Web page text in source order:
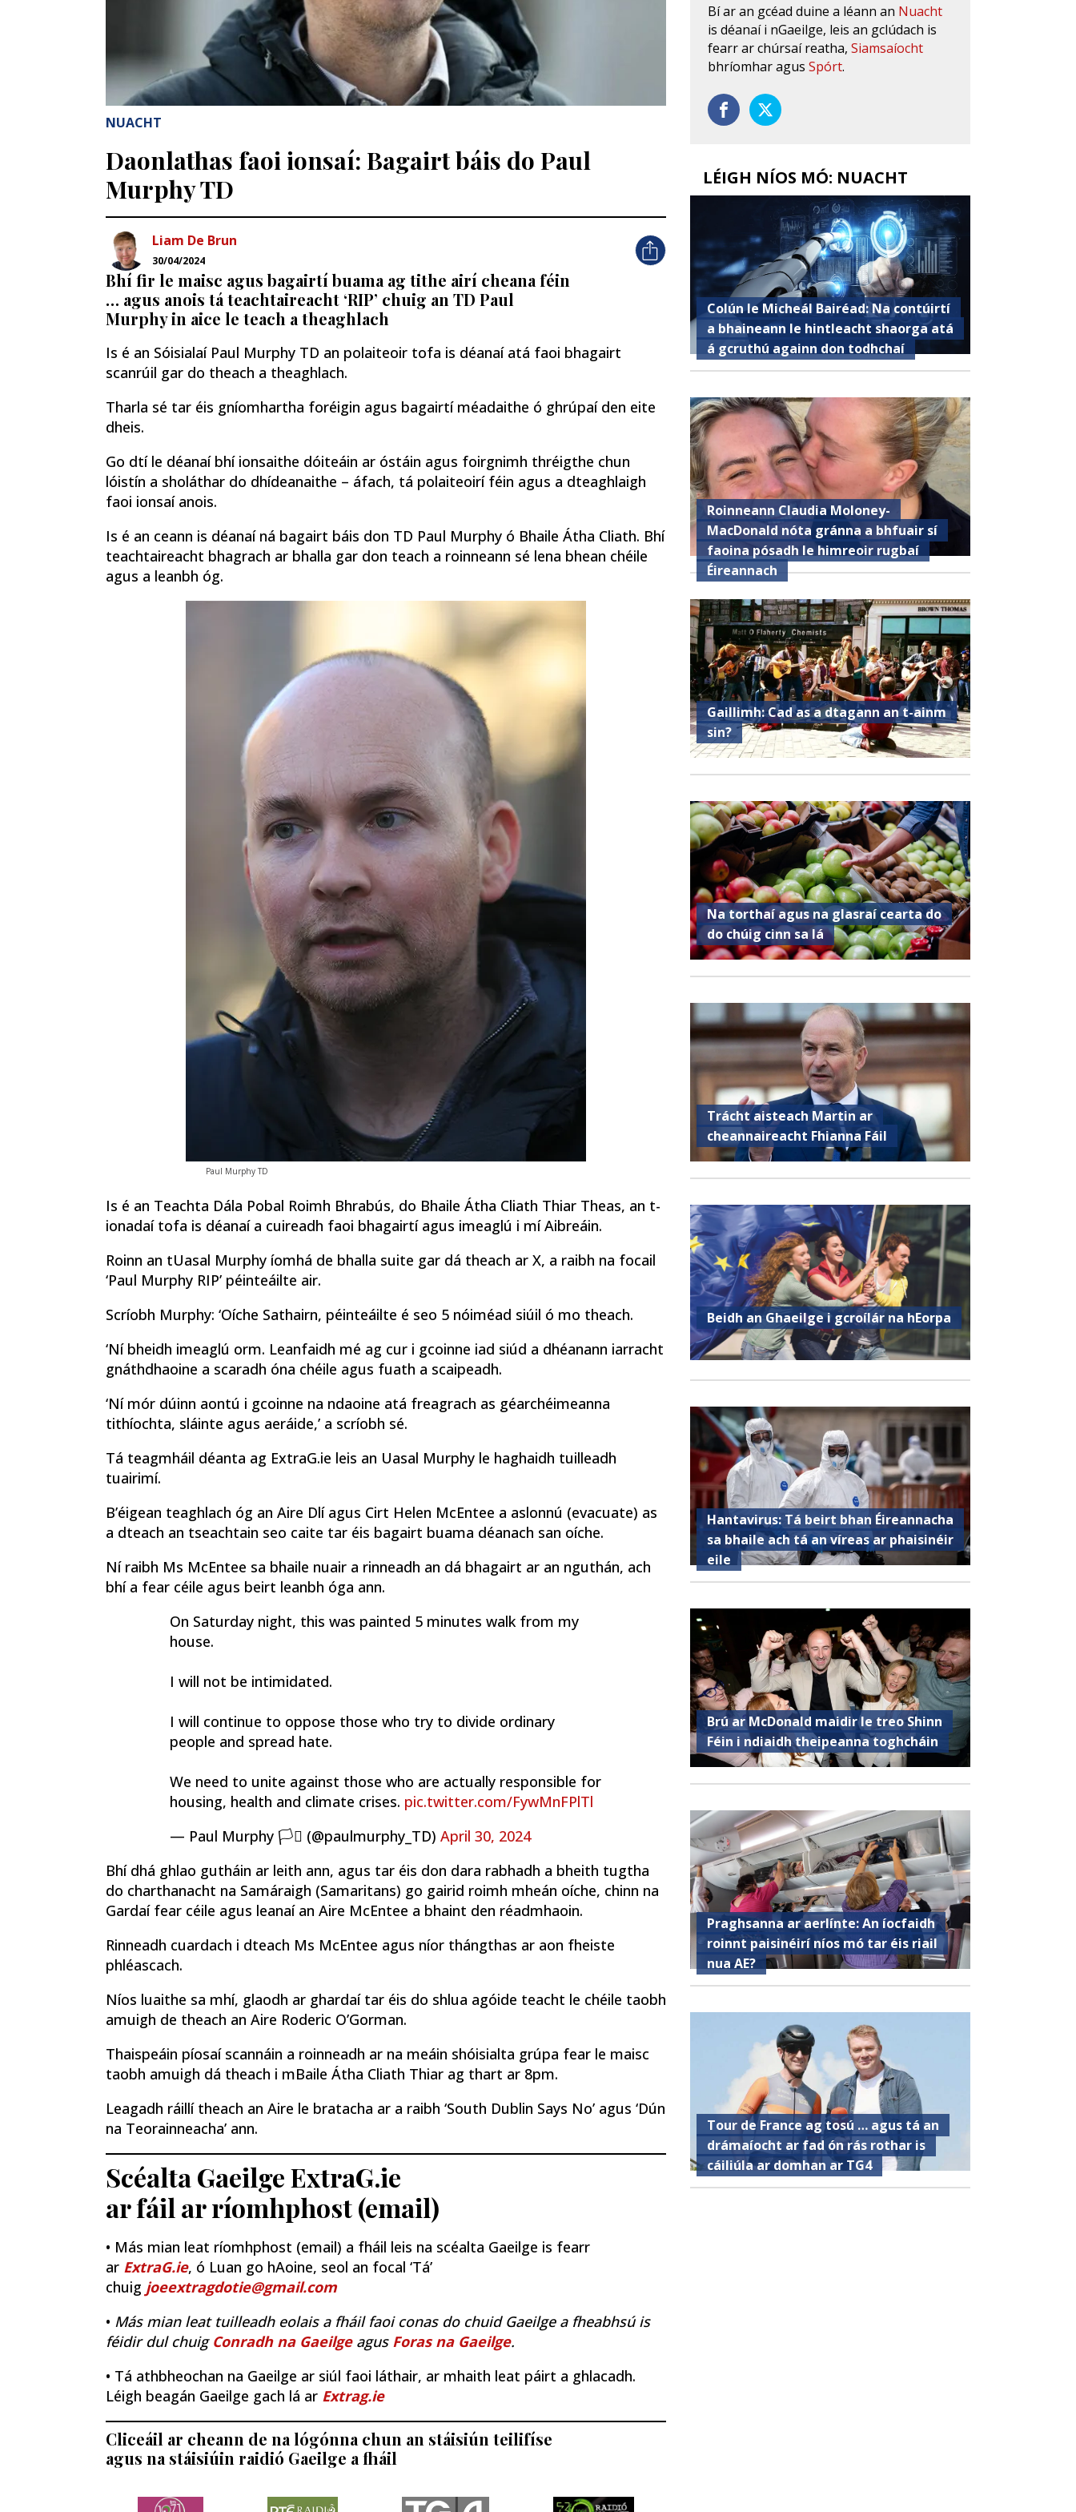
NUACHT
Daonlathas faoi ionsaí: Bagairt báis do Paul
Murphy TD
Liam De Brun
30/04/2024
Bhí fir le maisc agus bagairtí buama ag tithe airí cheana féin
… agus anois tá teachtaireacht ‘RIP’ chuig an TD Paul
Murphy in aice le teach a theaghlach
Is é an Sóisialaí Paul Murphy TD an polaiteoir tofa is déanaí atá faoi bhagairt
scanrúil gar do theach a theaghlach.
Tharla sé tar éis gníomhartha foréigin agus bagairtí méadaithe ó ghrúpaí den eite
dheis.
Go dtí le déanaí bhí ionsaithe dóiteáin ar óstáin agus foirgnimh thréigthe chun
lóistín a sholáthar do dhídeanaithe – áfach, tá polaiteoirí féin agus a dteaghlaigh
faoi ionsaí anois.
Is é an ceann is déanaí ná bagairt báis don TD Paul Murphy ó Bhaile Átha Cliath. Bhí
teachtaireacht bhagrach ar bhalla gar don teach a roinneann sé lena bhean chéile
agus a leanbh óg.
Paul Murphy TD
Is é an Teachta Dála Pobal Roimh Bhrabús, do Bhaile Átha Cliath Thiar Theas, an t-
ionadaí tofa is déanaí a cuireadh faoi bhagairtí agus imeaglú i mí Aibreáin.
Roinn an tUasal Murphy íomhá de bhalla suite gar dá theach ar X, a raibh na focail
‘Paul Murphy RIP’ péinteáilte air.
Scríobh Murphy: ‘Oíche Sathairn, péinteáilte é seo 5 nóiméad siúil ó mo theach.
‘Ní bheidh imeaglú orm. Leanfaidh mé ag cur i gcoinne iad siúd a dhéanann iarracht
gnáthdhaoine a scaradh óna chéile agus fuath a scaipeadh.
‘Ní mór dúinn aontú i gcoinne na ndaoine atá freagrach as géarchéimeanna
tithíochta, sláinte agus aeráide,’ a scríobh sé.
Tá teagmháil déanta ag ExtraG.ie leis an Uasal Murphy le haghaidh tuilleadh
tuairimí.
B’éigean teaghlach óg an Aire Dlí agus Cirt Helen McEntee a aslonnú (evacuate) as
a dteach an tseachtain seo caite tar éis bagairt buama déanach san oíche.
Ní raibh Ms McEntee sa bhaile nuair a rinneadh an dá bhagairt ar an nguthán, ach
bhí a fear céile agus beirt leanbh óga ann.
On Saturday night, this was painted 5 minutes walk from my
house.
I will not be intimidated.
I will continue to oppose those who try to divide ordinary
people and spread hate.
We need to unite against those who are actually responsible for
housing, health and climate crises. pic.twitter.com/FywMnFPlTl
— Paul Murphy 🏳️‍⚧️ (@paulmurphy_TD) April 30, 2024
Bhí dhá ghlao gutháin ar leith ann, agus tar éis don dara rabhadh a bheith tugtha
do charthanacht na Samáraigh (Samaritans) go gairid roimh mheán oíche, chinn na
Gardaí fear céile agus leanaí an Aire McEntee a bhaint den réadmhaoin.
Rinneadh cuardach i dteach Ms McEntee agus níor thángthas ar aon fheiste
phléascach.
Níos luaithe sa mhí, glaodh ar ghardaí tar éis do shlua agóide teacht le chéile taobh
amuigh de theach an Aire Roderic O’Gorman.
Thaispeáin píosaí scannáin a roinneadh ar na meáin shóisialta grúpa fear le maisc
taobh amuigh dá theach i mBaile Átha Cliath Thiar ag thart ar 8pm.
Leagadh ráillí theach an Aire le bratacha ar a raibh ‘South Dublin Says No’ agus ‘Dún
na Teorainneacha’ ann.
Scéalta Gaeilge ExtraG.ie
ar fáil ar ríomhphost (email)
• Más mian leat ríomhphost (email) a fháil leis na scéalta Gaeilge is fearr
ar ExtraG.ie, ó Luan go hAoine, seol an focal ‘Tá’
chuig joeextragdotie@gmail.com
• Más mian leat tuilleadh eolais a fháil faoi conas do chuid Gaeilge a fheabhsú is
féidir dul chuig Conradh na Gaeilge agus Foras na Gaeilge.
• Tá athbheochan na Gaeilge ar siúl faoi láthair, ar mhaith leat páirt a ghlacadh.
Léigh beagán Gaeilge gach lá ar Extrag.ie
Cliceáil ar cheann de na lógónna chun an stáisiún teilifíse
agus na stáisiúin raidió Gaeilge a fháil
Bí ar an gcéad duine a léann an Nuacht
is déanaí i nGaeilge, leis an gclúdach is
fearr ar chúrsaí reatha,Siamsaíocht
bhríomhar agusSpórt.
LÉIGH NÍOS MÓ: NUACHT
Colún le Micheál Bairéad: Na contúirtí
a bhaineann le hintleacht shaorga atá
á gcruthú againn don todhchaí
Roinneann Claudia Moloney-
MacDonald nóta gránna a bhfuair sí
faoina pósadh le himreoir rugbaí
Éireannach
Gaillimh: Cad as a dtagann an t-ainm
sin?
Na torthaí agus na glasraí cearta do
do chúig cinn sa lá
Trácht aisteach Martin ar
cheannaireacht Fhianna Fáil
Beidh an Ghaeilge i gcroílár na hEorpa
Hantavirus: Tá beirt bhan Éireannacha
sa bhaile ach tá an víreas ar phaisinéir
eile
Brú ar McDonald maidir le treo Shinn
Féin i ndiaidh theipeanna toghcháin
Praghsanna ar aerlínte: An íocfaidh
roinnt paisinéirí níos mó tar éis riail
nua AE?
Tour de France ag tosú … agus tá an
drámaíocht ar fad ón rás rothar is
cáiliúla ar domhan ar TG4